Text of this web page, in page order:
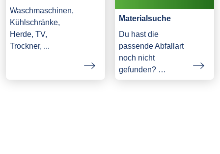
Waschmaschinen,
Kühlschränke,
Herde, TV,
Trockner, ...
Materialsuche
Du hast die
passende Abfallart
noch nicht
gefunden? …